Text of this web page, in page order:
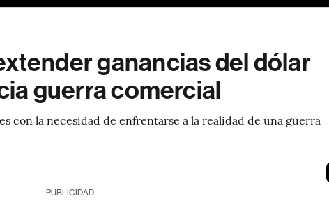
ganancias del dólar
guerra comercial
con la necesidad de enfrentarse a la realidad de una guerra
PUBLICIDAD